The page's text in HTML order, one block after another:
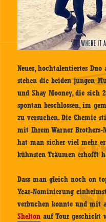
Neues, hochtalentiertes
stehen die beiden jungen
und Shay Mooney, die sich
spontan beschlossen, im
zu versuchen. Die Chemie
mit Ihrem Warner Brothers-
hat man sicher viel mehr
kühnsten Träumen erhofft
Dass man gleich noch on
Year-Nominierung
verbuchen konnte und
Shelton auf Tour geschickt